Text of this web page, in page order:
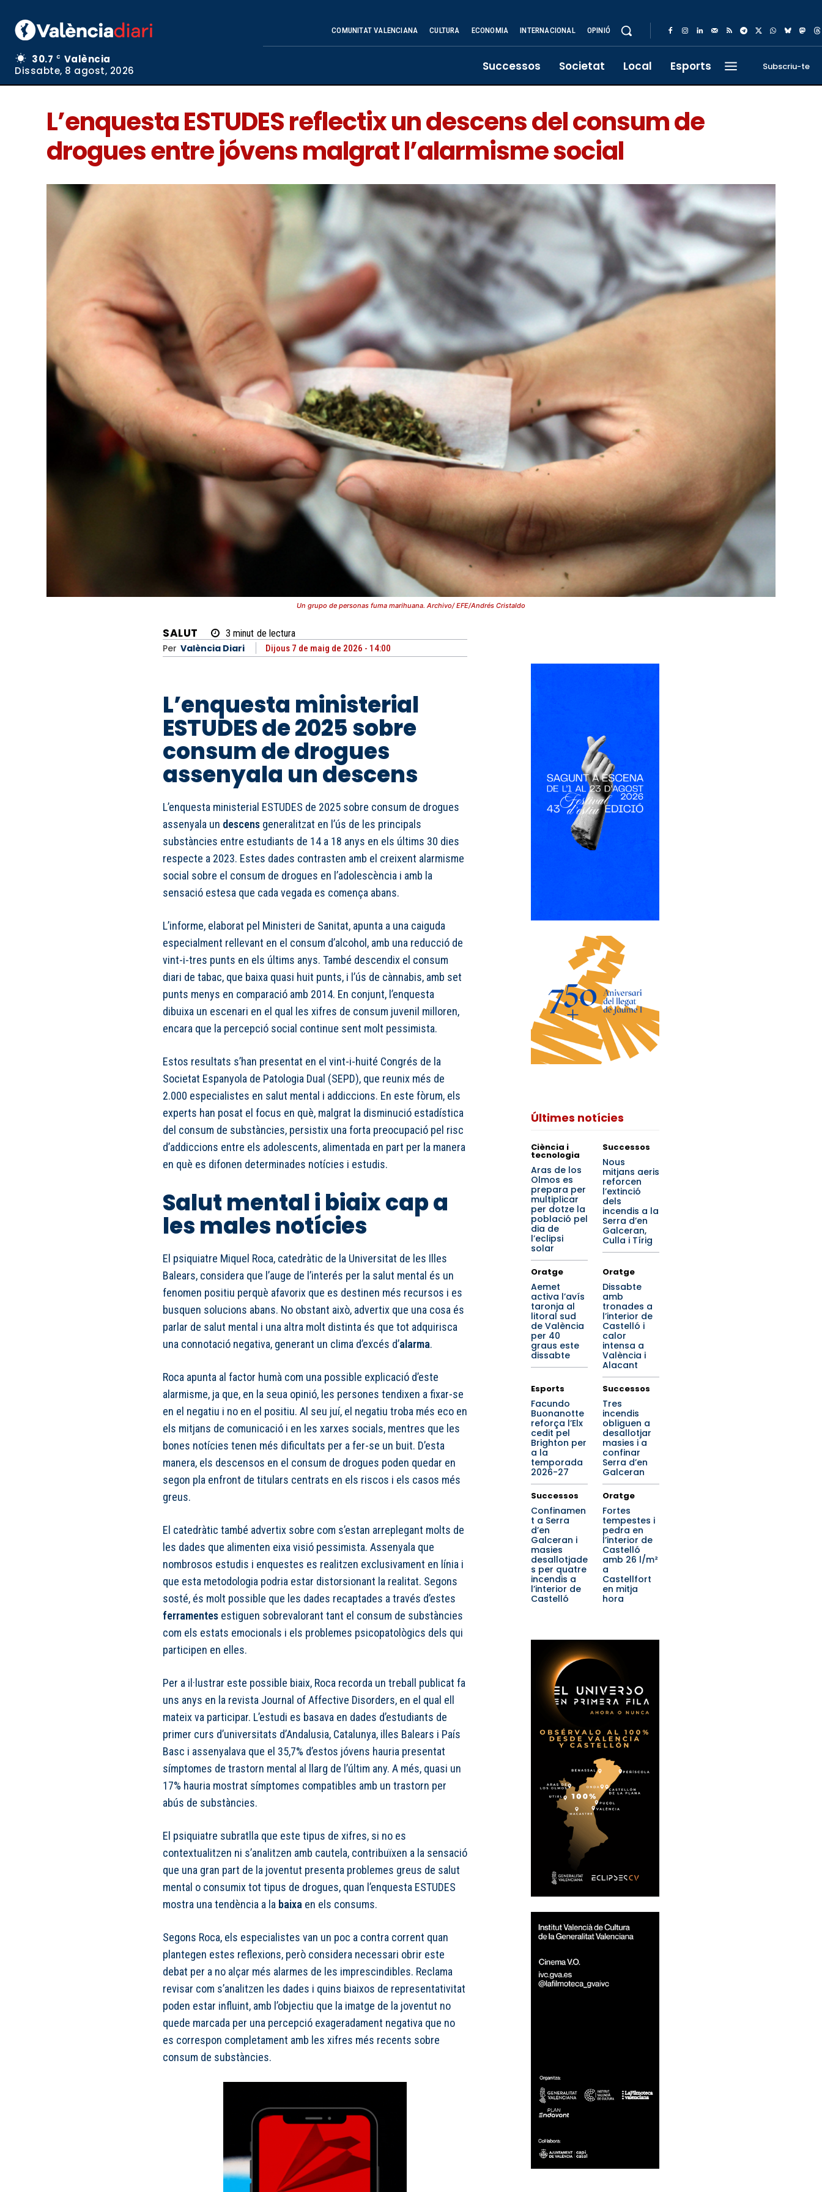
30.7 C
València
Dissabte, 8 agost, 2026
COMUNITAT VALENCIANA CULTURA ECONOMIA INTERNACIONAL OPINIÓ
Successos Societat Local Esports Subscriu-te
L’enquesta ESTUDES reflectix un descens del consum de
drogues entre jóvens malgrat l’alarmisme social
Un grupo de personas fuma marihuana. Archivo/ EFE/Andrés Cristaldo
SALUT 3 minut de lectura
Per València Diari Dijous 7 de maig de 2026 - 14:00
L’enquesta ministerial
ESTUDES de 2025 sobre
consum de drogues
assenyala un descens
L’enquesta ministerial ESTUDES de 2025 sobre consum de drogues
assenyala un descens generalitzat en l’ús de les principals
substàncies entre estudiants de 14 a 18 anys en els últims 30 dies
respecte a 2023. Estes dades contrasten amb el creixent alarmisme
social sobre el consum de drogues en l’adolescència i amb la
sensació estesa que cada vegada es comença abans.
L’informe, elaborat pel Ministeri de Sanitat, apunta a una caiguda
especialment rellevant en el consum d’alcohol, amb una reducció de
vint-i-tres punts en els últims anys. També descendix el consum
diari de tabac, que baixa quasi huit punts, i l’ús de cànnabis, amb set
punts menys en comparació amb 2014. En conjunt, l’enquesta
dibuixa un escenari en el qual les xifres de consum juvenil milloren,
encara que la percepció social continue sent molt pessimista.
Estos resultats s’han presentat en el vint-i-huité Congrés de la
Societat Espanyola de Patologia Dual (SEPD), que reunix més de
2.000 especialistes en salut mental i addiccions. En este fòrum, els
experts han posat el focus en què, malgrat la disminució estadística
del consum de substàncies, persistix una forta preocupació pel risc
d’addiccions entre els adolescents, alimentada en part per la manera
en què es difonen determinades notícies i estudis.
Salut mental i biaix cap a
les males notícies
El psiquiatre Miquel Roca, catedràtic de la Universitat de les Illes
Balears, considera que l’auge de l’interés per la salut mental és un
fenomen positiu perquè afavorix que es destinen més recursos i es
busquen solucions abans. No obstant això, advertix que una cosa és
parlar de salut mental i una altra molt distinta és que tot adquirisca
una connotació negativa, generant un clima d’excés d’alarma.
Roca apunta al factor humà com una possible explicació d’este
alarmisme, ja que, en la seua opinió, les persones tendixen a fixar-se
en el negatiu i no en el positiu. Al seu juí, el negatiu troba més eco en
els mitjans de comunicació i en les xarxes socials, mentres que les
bones notícies tenen més dificultats per a fer-se un buit. D’esta
manera, els descensos en el consum de drogues poden quedar en
segon pla enfront de titulars centrats en els riscos i els casos més
greus.
El catedràtic també advertix sobre com s’estan arreplegant molts de
les dades que alimenten eixa visió pessimista. Assenyala que
nombrosos estudis i enquestes es realitzen exclusivament en línia i
que esta metodologia podria estar distorsionant la realitat. Segons
sosté, és molt possible que les dades recaptades a través d’estes
ferramentes estiguen sobrevalorant tant el consum de substàncies
com els estats emocionals i els problemes psicopatològics dels qui
participen en elles.
Per a il·lustrar este possible biaix, Roca recorda un treball publicat fa
uns anys en la revista Journal of Affective Disorders, en el qual ell
mateix va participar. L’estudi es basava en dades d’estudiants de
primer curs d’universitats d’Andalusia, Catalunya, illes Balears i País
Basc i assenyalava que el 35,7% d’estos jóvens hauria presentat
símptomes de trastorn mental al llarg de l’últim any. A més, quasi un
17% hauria mostrat símptomes compatibles amb un trastorn per
abús de substàncies.
El psiquiatre subratlla que este tipus de xifres, si no es
contextualitzen ni s’analitzen amb cautela, contribuïxen a la sensació
que una gran part de la joventut presenta problemes greus de salut
mental o consumix tot tipus de drogues, quan l’enquesta ESTUDES
mostra una tendència a la baixa en els consums.
Segons Roca, els especialistes van un poc a contra corrent quan
plantegen estes reflexions, però considera necessari obrir este
debat per a no alçar més alarmes de les imprescindibles. Reclama
revisar com s’analitzen les dades i quins biaixos de representativitat
poden estar influint, amb l’objectiu que la imatge de la joventut no
quede marcada per una percepció exageradament negativa que no
es correspon completament amb les xifres més recents sobre
consum de substàncies.
Últimes notícies
Ciència i
tecnologia
Aras de los
Olmos es
prepara per
multiplicar
per dotze la
població pel
dia de
l’eclipsi
solar
Successos
Nous
mitjans aeris
reforcen
l’extinció
dels
incendis a la
Serra d’en
Galceran,
Culla i Tírig
Oratge
Aemet
activa l’avís
taronja al
litoral sud
de València
per 40
graus este
dissabte
Oratge
Dissabte
amb
tronades a
l’interior de
Castelló i
calor
intensa a
València i
Alacant
Esports
Facundo
Buonanotte
reforça l’Elx
cedit pel
Brighton per
a la
temporada
2026-27
Successos
Tres
incendis
obliguen a
desallotjar
masies i a
confinar
Serra d’en
Galceran
Successos
Confinamen
t a Serra
d’en
Galceran i
masies
desallotjade
s per quatre
incendis a
l’interior de
Castelló
Oratge
Fortes
tempestes i
pedra en
l’interior de
Castelló
amb 26 l/m²
a
Castellfort
en mitja
hora